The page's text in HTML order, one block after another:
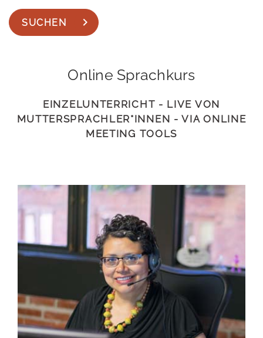
SUCHEN
Online Sprachkurs
EINZELUNTERRICHT - LIVE VON
MUTTERSPRACHLER*INNEN - VIA ONLINE
MEETING TOOLS